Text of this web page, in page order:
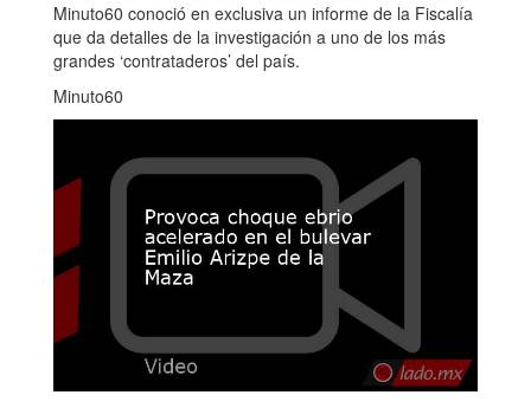
Minuto60 conoció en exclusiva un informe de la Fiscalía
que da detalles de la investigación a uno de los más
grandes ‘contrataderos’ del país.
Minuto60